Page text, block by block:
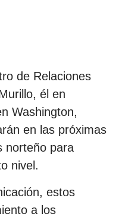
de Relaciones
él en
Washington,
en las próximas
norteño para
nivel.
estos
a los